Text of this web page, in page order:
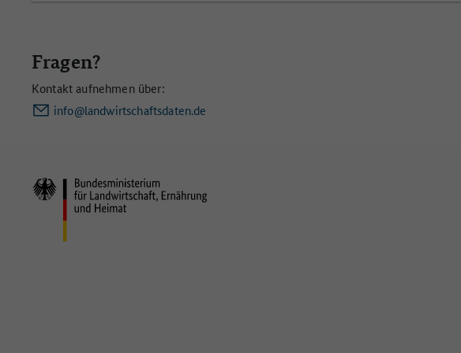
Fragen?
Kontakt aufnehmen über:
info@landwirtschaftsdaten.de